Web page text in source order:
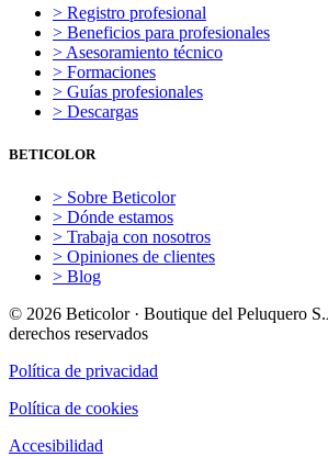
> Registro profesional
> Beneficios para profesionales
> Asesoramiento técnico
> Formaciones
> Guías profesionales
> Descargas
BETICOLOR
> Sobre Beticolor
> Dónde estamos
> Trabaja con nosotros
> Opiniones de clientes
> Blog
© 2026 Beticolor · Boutique del Peluquero
derechos reservados
Política de privacidad
Política de cookies
Accesibilidad